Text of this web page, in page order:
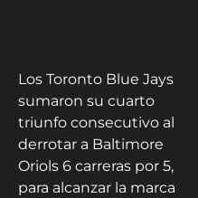
Los Toronto Blue Jays
sumaron su cuarto
triunfo consecutivo al
derrotar a Baltimore
Oriols 6 carreras por 5,
para alcanzar la marca